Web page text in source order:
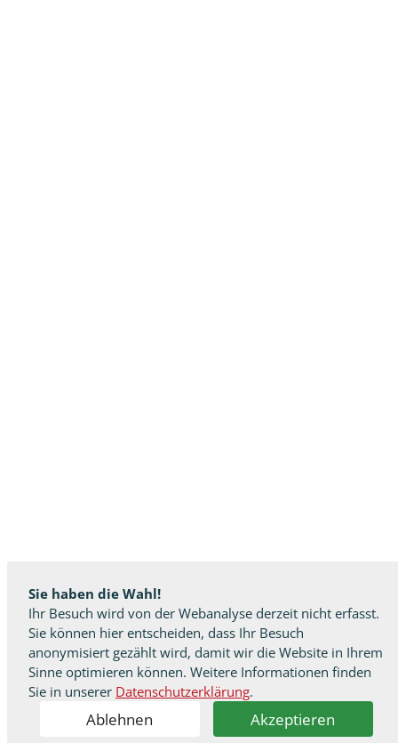
Sie haben die Wahl!
Ihr Besuch wird von der Webanalyse derzeit nicht erfasst.
Sie können hier entscheiden, dass Ihr Besuch
anonymisiert gezählt wird, damit wir die Website in Ihrem
Sinne optimieren können. Weitere Informationen finden
Sie in unserer Datenschutzerklärung.
Ablehnen Akzeptieren